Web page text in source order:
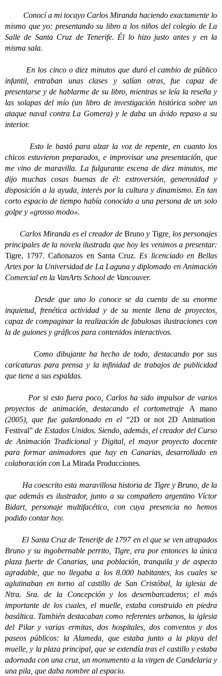
Conocí a mi tocayo Carlos Miranda haciendo exactamente lo
mismo que yo: presentando su libro a los niños del colegio de La
Salle de Santa Cruz de Tenerife. Él lo hizo justo antes y en la
misma sala.
En los cinco o diez minutos que duró el cambio de público
infantil, entraban unas clases y salían otras, fue capaz de
presentarse y de hablarme de su libro, mientras se leía la reseña y
las solapas del mío (un libro de investigación histórica sobre un
ataque naval contra La Gomera) y le daba un ávido repaso a su
interior.
Esto le bastó para alzar la voz de repente, en cuanto los
chicos estuvieron preparados, e improvisar una presentación, que
me vino de maravilla. La fulgurante escena de diez minutos, me
dijo muchas cosas buenas de él: extroversión, generosidad y
disposición a la ayuda, interés por la cultura y dinamismo. En tan
corto espacio de tiempo había conocido a una persona de un solo
golpe y «grosso modo».
Carlos Miranda es el creador deBruno y Tigre, los personajes
principales de la novela ilustrada que hoy les venimos a presentar:
Tigre, 1797. Cañonazos en Santa Cruz. Es licenciado en Bellas
Artes por la Universidad de La Laguna y diplomado en Animación
Comercial en la VanArts School de Vancouver.
Desde que uno lo conoce se da cuenta de su enorme
inquietud, frenética actividad y de su mente llena de proyectos,
capaz de compaginar la realización de fabulosas ilustraciones con
la de guiones y gráficos para contenidos interactivos.
Como dibujante ha hecho de todo, destacando por sus
caricaturas para prensa y la infinidad de trabajos de publicidad
que tiene a sus espaldas.
Por si esto fuera poco, Carlos ha sido impulsor de varios
proyectos de animación, destacando el cortometraje A mano
(2005), que fue galardonado en el “2D or not 2D Animation
Festival” de Estados Unidos. Siendo, además, el creador del Curso
de Animación Tradicional y Digital, el mayor proyecto docente
para formar animadores que hay en Canarias, desarrollado en
colaboración con La Mirada Producciones.
Ha coescrito esta maravillosa historia de Tigre y Bruno, de la
que además es ilustrador, junto a su compañero argentino Víctor
Bidart, personaje multifacético, con cuya presencia no hemos
podido contar hoy.
El Santa Cruz de Tenerife de 1797 en el que se ven atrapados
Bruno y su ingobernable perrito, Tigre, era por entonces la única
plaza fuerte de Canarias, una población, tranquila y de aspecto
agradable, que no llegaba a los 8.000 habitantes, los cuales se
aglutinaban en torno al castillo de San Cristóbal, la iglesia de
Ntra. Sra. de la Concepción y los desembarcaderos; el más
importante de los cuales, el muelle, estaba construido en piedra
basáltica. También destacaban como referentes urbanos, la iglesia
del Pilar y varias ermitas, dos hospitales, dos conventos y dos
paseos públicos: la Alameda, que estaba junto a la playa del
muelle, y la plaza principal, que se extendía tras el castillo y estaba
adornada con una cruz, un monumento a la virgen de Candelaria y
una pila, que daba nombre al espacio.